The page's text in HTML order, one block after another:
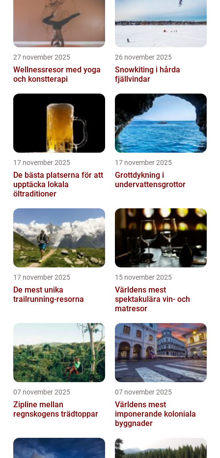
27 november 2025
Wellnessresor med yoga
och konstterapi
26 november 2025
Snowkiting i hårda
fjällvindar
17 november 2025
De bästa platserna för att
upptäcka lokala
öltraditioner
17 november 2025
Grottdykning i
undervattensgrottor
17 november 2025
De mest unika
trailrunning-resorna
15 november 2025
Världens mest
spektakulära vin- och
matresor
07 november 2025
Zipline mellan
regnskogens trädtoppar
07 november 2025
Världens mest
imponerande koloniala
byggnader